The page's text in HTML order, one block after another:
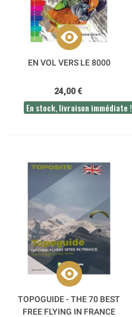
EN VOL VERS LE 8000
24,00 €
En stock, livraison immédiate !
TOPOGUIDE - THE 70 BEST
FREE FLYING IN FRANCE